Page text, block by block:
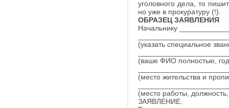
уголовного дела, то
но уже в прокуратуру (!).
ОБРАЗЕЦ ЗАЯВЛЕНИЯ
Начальнику
(указать специальное
(ваше ФИО полностью,
(место жительства и
(место работы,
ЗАЯВЛЕНИЕ.